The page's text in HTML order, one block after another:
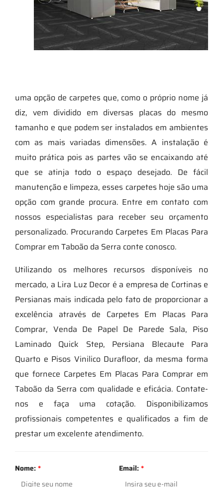
uma opção de carpetes que, como o próprio nome já
diz, vem dividido em diversas placas do mesmo
tamanho e que podem ser instalados em ambientes
com as mais variadas dimensões. A instalação é
muito prática pois as partes vão se encaixando até
que se atinja todo o espaço desejado. De fácil
manutenção e limpeza, esses carpetes hoje são uma
opção com grande procura. Entre em contato com
nossos especialistas para receber seu orçamento
personalizado. Procurando Carpetes Em Placas Para
Comprar em Taboão da Serra conte conosco.
Utilizando os melhores recursos disponíveis no
mercado, a Lira Luz Decor é a empresa de Cortinas e
Persianas mais indicada pelo fato de proporcionar a
excelência através de Carpetes Em Placas Para
Comprar, Venda De Papel De Parede Sala, Piso
Laminado Quick Step, Persiana Blecaute Para
Quarto e Pisos Vinilico Durafloor, da mesma forma
que fornece Carpetes Em Placas Para Comprar em
Taboão da Serra com qualidade e eficácia. Contate-
nos e faça uma cotação. Disponibilizamos
profissionais competentes e qualificados a fim de
prestar um excelente atendimento.
Nome:* Email:*